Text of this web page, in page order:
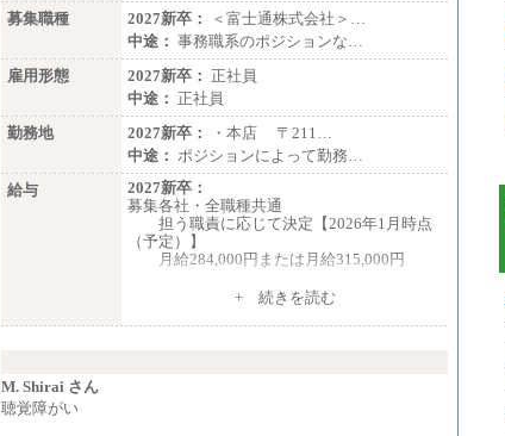
募集職種
2027新卒：
＜富士通株式会社＞…
中途： 事務職系のポジションな…
雇用形態
2027新卒： 正社員
中途： 正社員
勤務地
2027新卒：
・本店 〒211…
中途： ポジションによって勤務…
給与
2027新卒：
募集各社・全職種共通
担う職責に応じて決定【2026年1月時点
（予定）】
月給284,000円または月給315,000円
※入社後早期から、自律的な業務遂行が
求められる職務を担う方については、月額給
与315,000円です。
+ 続きを読む
M. Shirai さん
聴覚障がい